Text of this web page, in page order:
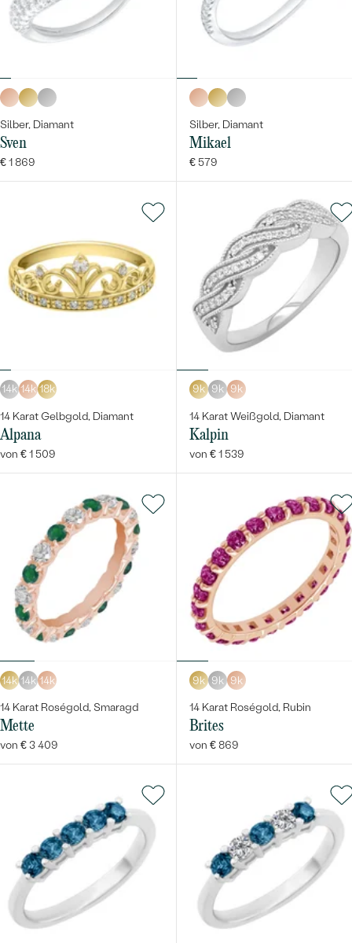
Silber, Diamant
Sven
€ 1 869
Silber, Diamant
Mikael
€ 579
14k 14k 18k
14 Karat Gelbgold, Diamant
Alpana
von € 1 509
9k 9k 9k
14 Karat Weißgold, Diamant
Kalpin
von € 1 539
14k 14k 14k
14 Karat Roségold, Smaragd
Mette
von € 3 409
9k 9k 9k
14 Karat Roségold, Rubin
Brites
von € 869